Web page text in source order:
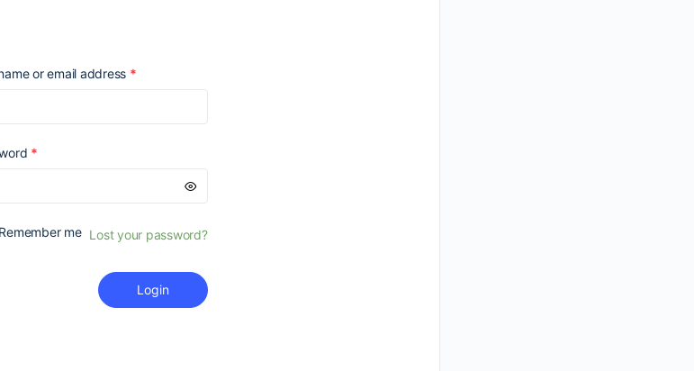
or email address *Required
*Required
Remember me Lost your password?
Login